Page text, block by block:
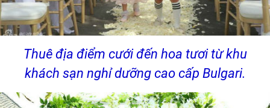
Thuê địa điểm cưới đến hoa tươi từ khu
khách sạn nghỉ dưỡng cao cấp Bulgari.